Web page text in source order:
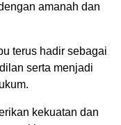
amanah dan
terus hadir sebagai
serta menjadi
kekuatan dan